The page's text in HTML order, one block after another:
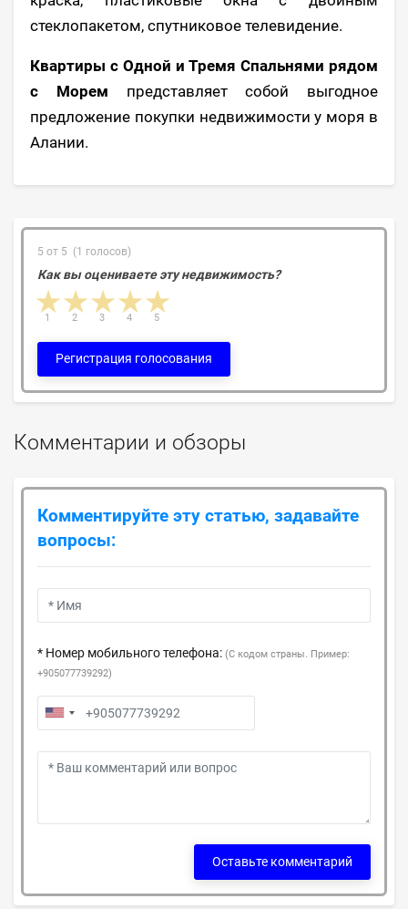
стеклопакетом, спутниковое телевидение.
Квартиры с Одной и Тремя Спальнями рядом
с Морем представляет собой выгодное
предложение покупки недвижимости у моря в
Алании.
5 от 5 (1 голосов)
Как вы оцениваете эту недвижимость?
4 stars
3 stars
2 stars
1 star 5
4
3
2
1
Регистрация голосования
Комментарии и обзоры
Комментируйте эту статью, задавайте
вопросы:
* Номер мобильного телефона: (С кодом страны. Пример:
+905077739292)
Оставьте комментарий